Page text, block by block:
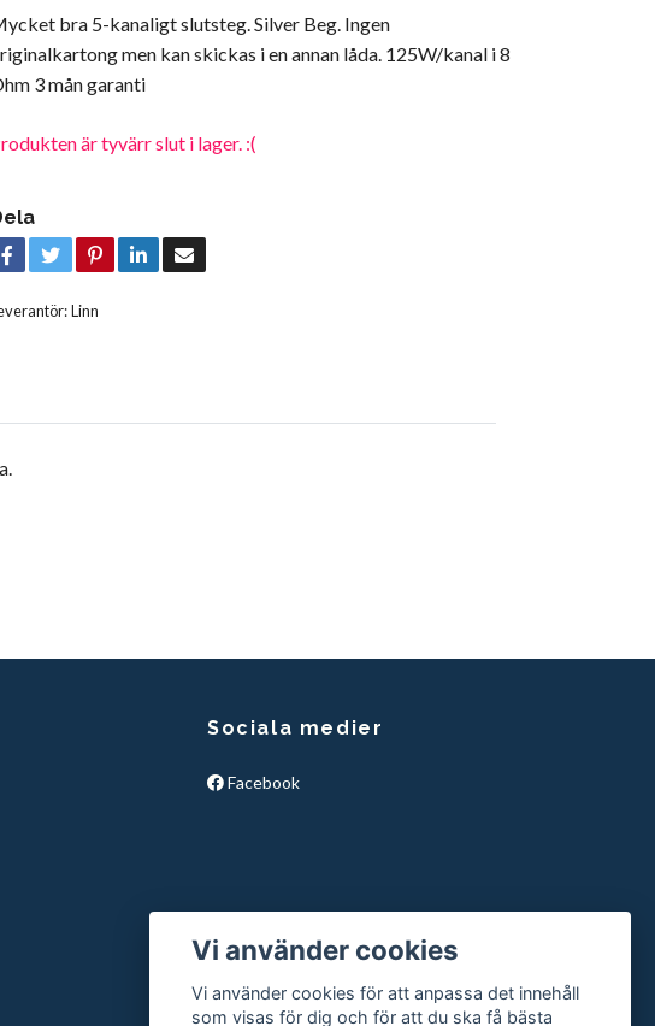
bra 5-kanaligt slutsteg. Silver Beg. Ingen
men kan skickas i en annan låda. 125W/kanal i 8
3 mån garanti
är tyvärr slut i lager. :(
Linn
Sociala medier
Facebook
Vi använder cookies
Vi använder cookies för att anpassa det innehåll
som visas för dig och för att du ska få bästa